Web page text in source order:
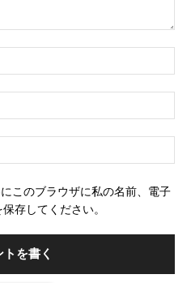
前
メ
ー
ェ
このブラウザに私の名前、電子
存してください。